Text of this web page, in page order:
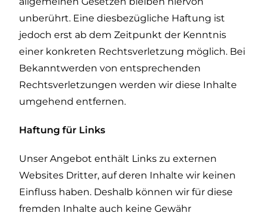
unberührt. Eine diesbezügliche Haftung ist
jedoch erst ab dem Zeitpunkt der Kenntnis
einer konkreten Rechtsverletzung möglich. Bei
Bekanntwerden von entsprechenden
Rechtsverletzungen werden wir diese Inhalte
umgehend entfernen.
Haftung für Links
Unser Angebot enthält Links zu externen
Websites Dritter, auf deren Inhalte wir keinen
Einfluss haben. Deshalb können wir für diese
fremden Inhalte auch keine Gewähr